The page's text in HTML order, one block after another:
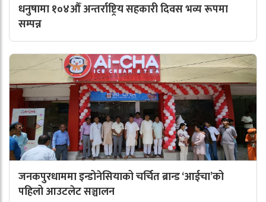
धनुषामा १०४औँ अन्तर्राष्ट्रिय सहकारी दिवस भव्य रूपमा
सम्पन्न
जनकपुरधाममा इन्डोनेसियाको चर्चित ब्रान्ड ‘आईचा’को
पहिलो आउटलेट सञ्चालन